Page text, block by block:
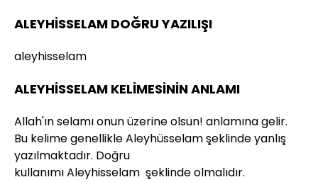
ALEYHİSSELAM DOĞRU YAZILIŞI
aleyhisselam
ALEYHİSSELAM KELİMESİNİN ANLAMI
Al­lah'ın se­la­mı onun üze­ri­ne ol­sun! anlamına gelir.
Bu kelime genellikle Aleyhüsselam şeklinde yanlış
yazılmaktadır. Doğru
kullanımı Aleyhisselam şeklinde olmalıdır.